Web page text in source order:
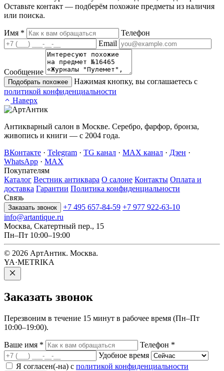
Оставьте контакт — подберём похожие предметы из наличия
или поиска.
Имя *
Телефон
Email
Сообщение
Подобрать похожее
Нажимая кнопку, вы соглашаетесь с
политикой конфиденциальности
Наверх
Антикварный салон в Москве. Серебро, фарфор, бронза,
живопись и книги — с 2004 года.
ВКонтакте · Telegram · TG канал · MAX канал · Дзен ·
WhatsApp · MAX
Покупателям
Каталог Вестник антиквара О салоне Контакты Оплата и
доставка Гарантии Политика конфиденциальности
Связь
Заказать звонок +7 495 657-84-59 +7 977 922-63-10
info@artantique.ru
Москва, Скатертный пер., 15
Пн–Пт 10:00–19:00
© 2026 АртАнтик. Москва.
YA·METRIKA
Заказать звонок
Перезвоним в течение 15 минут в рабочее время (Пн–Пт
10:00–19:00).
Ваше имя * Телефон *
Удобное время
Я согласен(-на) с политикой конфиденциальности